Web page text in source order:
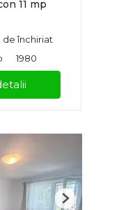
11 mp
închiriat
1980
Next